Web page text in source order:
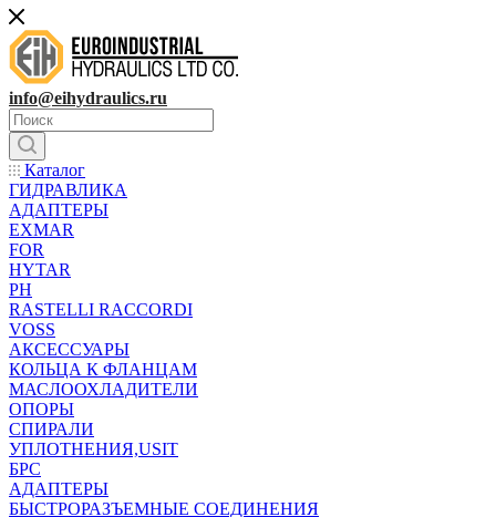
info@eihydraulics.ru
Каталог
ГИДРАВЛИКА
АДАПТЕРЫ
EXMAR
FOR
HYTAR
PH
RASTELLI RACCORDI
VOSS
АКСЕССУАРЫ
КОЛЬЦА К ФЛАНЦАМ
МАСЛООХЛАДИТЕЛИ
ОПОРЫ
СПИРАЛИ
УПЛОТНЕНИЯ,USIT
БРС
АДАПТЕРЫ
БЫСТРОРАЗЪЕМНЫЕ СОЕДИНЕНИЯ